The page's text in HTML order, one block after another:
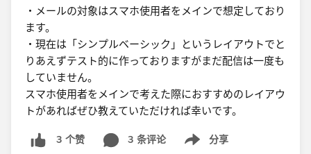
・メールの対象はスマホ使用者をメインで想定しており
ます。
・現在は「シンプルベーシック」というレイアウトでと
りあえずテスト的に作っておりますがまだ配信は一度も
していません。
スマホ使用者をメインで考えた際におすすめのレイアウ
トがあればぜひ教えていただければ幸いです。
3 个赞 3 条评论 分享
Show menu